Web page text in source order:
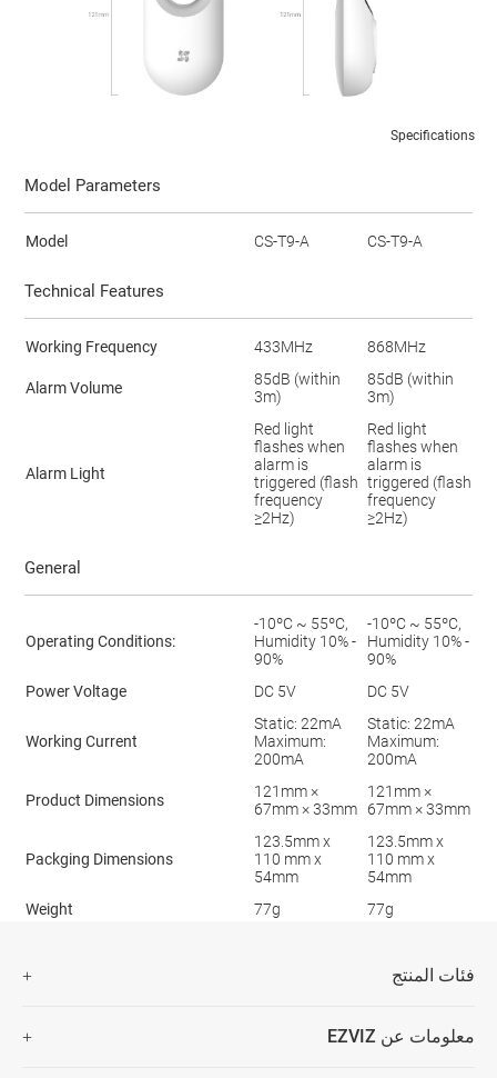
Specifications
Model Parameters
Model CS-T9-A CS-T9-A
Technical Features
Working Frequency 433MHz 868MHz
Alarm Volume
85dB (within
3m)
85dB (within
3m)
Alarm Light
Red light
flashes when
alarm is
triggered (flash
frequency
≥2Hz)
Red light
flashes when
alarm is
triggered (flash
frequency
≥2Hz)
General
Operating Conditions:
-10ºC ~ 55ºC,
Humidity 10% -
90%
-10ºC ~ 55ºC,
Humidity 10% -
90%
Power Voltage
DC 5V DC 5V
Working Current
Static: 22mA
Maximum:
200mA
Static: 22mA
Maximum:
200mA
Product Dimensions
121mm ×
67mm × 33mm
121mm ×
67mm × 33mm
Packging Dimensions
123.5mm x
110 mm x
54mm
123.5mm x
110 mm x
54mm
Weight
77g 77g
فئات المنتج
المنزلة الذكية
معلومات عن EZVIZ